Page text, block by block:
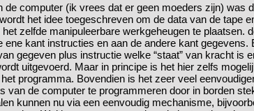
de computer (ik vrees dat er geen moeders zijn) was
het idee toegeschreven om de data van de tape
zelfde manipuleerbare werkgeheugen te plaatsen.
ene kant instructies en aan de andere kant gegevens.
gegeven plus instructie welke “staat” van kracht is
uitgevoerd. Maar in principe is het hier zelfs
programma. Bovendien is het zeer veel
van de computer te programmeren door in borden
kunnen nu via een eenvoudig mechanisme,